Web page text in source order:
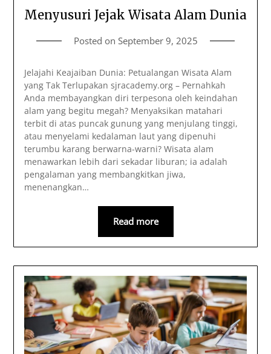
Menyusuri Jejak Wisata Alam Dunia
Posted on September 9, 2025
Jelajahi Keajaiban Dunia: Petualangan Wisata Alam
yang Tak Terlupakan sjracademy.org – Pernahkah
Anda membayangkan diri terpesona oleh keindahan
alam yang begitu megah? Menyaksikan matahari
terbit di atas puncak gunung yang menjulang tinggi,
atau menyelami kedalaman laut yang dipenuhi
terumbu karang berwarna-warni? Wisata alam
menawarkan lebih dari sekadar liburan; ia adalah
pengalaman yang membangkitkan jiwa,
menenangkan…
Read more